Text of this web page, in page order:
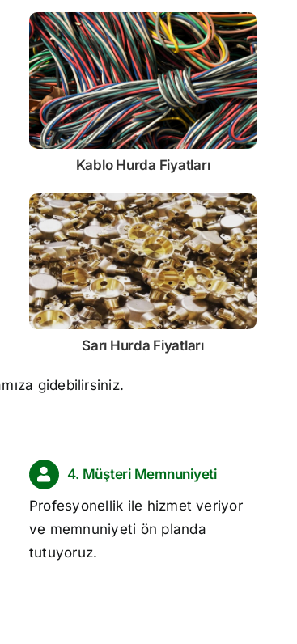
Kablo Hurda Fiyatları
Sarı Hurda Fiyatları
gidebilirsiniz.
4. Müşteri Memnuniyeti
Profesyonellik ile hizmet veriyor
ve memnuniyeti ön planda
tutuyoruz.